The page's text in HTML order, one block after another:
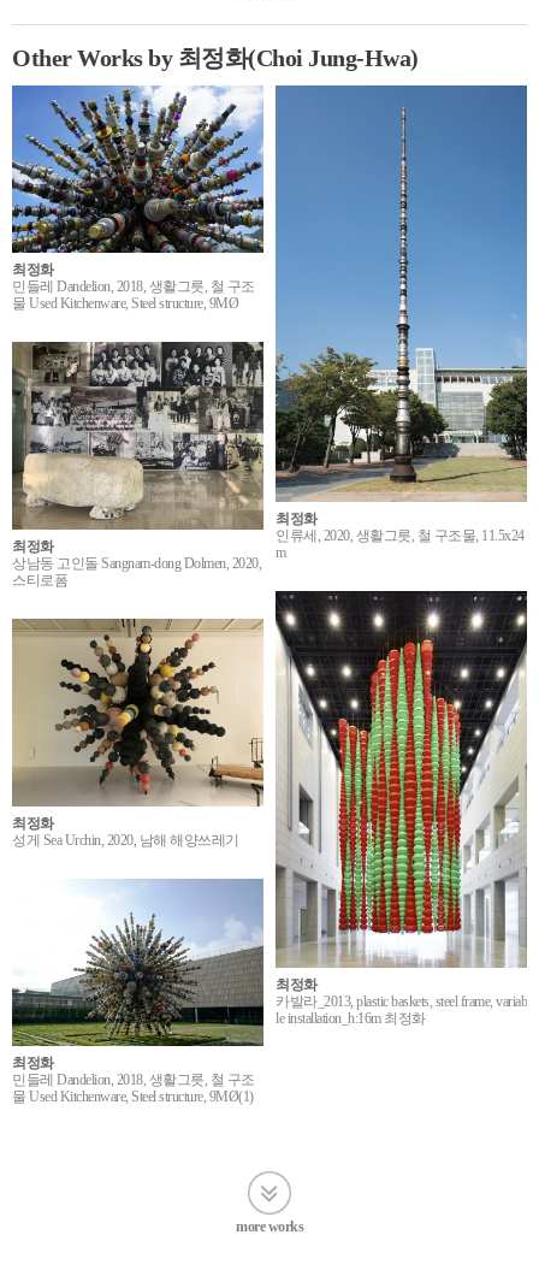
Other Works by 최정화(Choi Jung-Hwa)
최정화
민들레 Dandelion, 2018, 생활그릇, 철 구조
물 Used Kitchenware, Steel structure, 9MØ
최정화
인류세, 2020, 생활그릇, 철 구조물, 11.5x24
m
최정화
상남동 고인돌 Sangnam-dong Dolmen, 2020,
스티로폼
최정화
카발라_2013, plastic baskets, steel frame, variab
le installation_h:16m 최정화
최정화
성게 Sea Urchin, 2020, 남해 해양쓰레기
최정화
민들레 Dandelion, 2018, 생활그릇, 철 구조
물 Used Kitchenware, Steel structure, 9MØ(1)
more works